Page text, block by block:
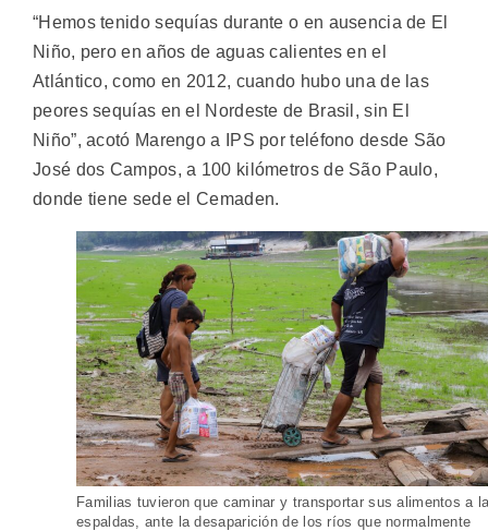
“Hemos tenido sequías durante o en ausencia de El
Niño, pero en años de aguas calientes en el
Atlántico, como en 2012, cuando hubo una de las
peores sequías en el Nordeste de Brasil, sin El
Niño”, acotó Marengo a IPS por teléfono desde São
José dos Campos, a 100 kilómetros de São Paulo,
donde tiene sede el Cemaden.
Familias tuvieron que caminar y transportar sus alimentos a
espaldas, ante la desaparición de los ríos que normalmente